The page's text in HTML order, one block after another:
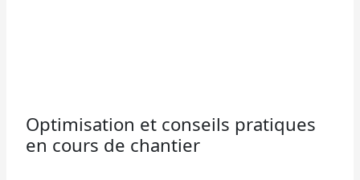
Optimisation et conseils pratiques
en cours de chantier